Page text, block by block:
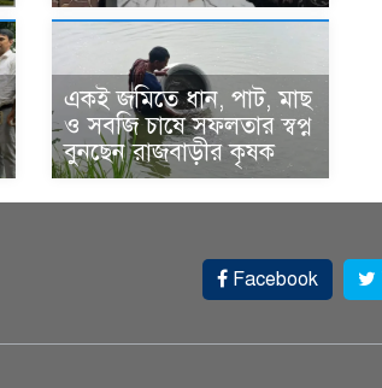
একই জমিতে ধান, পাট, মাছ
ও সবজি চাষে সফলতার স্বপ্ন
বুনছেন রাজবাড়ীর কৃষক
Facebook